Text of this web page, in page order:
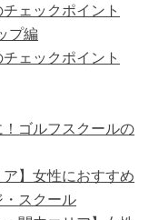
ェックポイント
プ編
ェックポイント
ゴルフスクールの
ア】女性におすすめ
スクール